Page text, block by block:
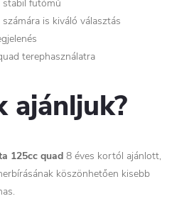
stabil futómű
is kiváló választás
terephasználatra
ajánljuk?
125cc quad 8 éves kortól ajánlott,
köszönhetően kisebb